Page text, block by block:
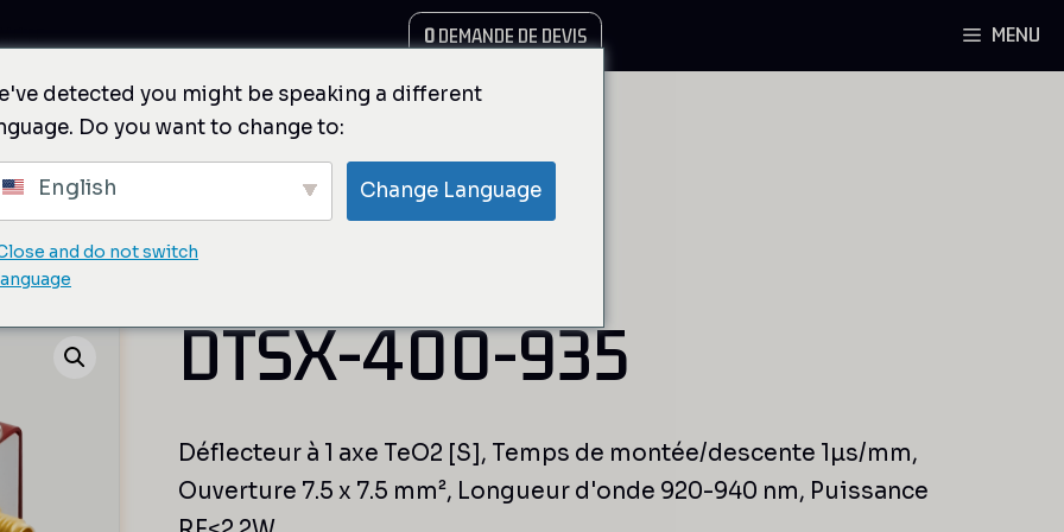
MENU
0DEMANDE DE DEVIS
résolution
DTSX-400-935
Déflecteur à 1 axe TeO2 [S], Temps de montée/descente 1µs/mm,
Ouverture 7.5 x 7.5 mm², Longueur d'onde 920-940 nm, Puissance
detected you might be speaking a different
Do you want to change to:
English Change Language
and do not switch